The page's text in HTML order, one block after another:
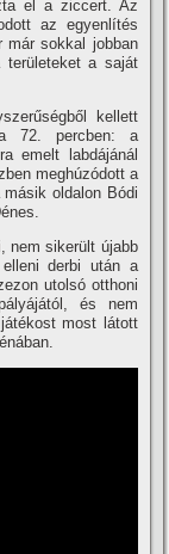
el a ziccert. Az
az egyenlí­tés
már sokkal jobban
a saját
kellett
a 72. percben: a
emelt labdájánál
meghúzódott a
oldalon Bódi
nem sikerült újabb
derbi után a
utolsó otthoni
és nem
most látott